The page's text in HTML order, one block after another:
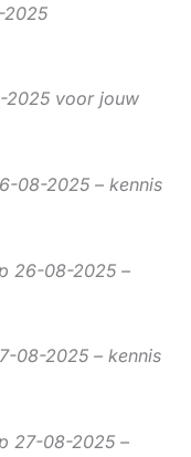
2025
voor jouw
08-2025 – kennis
26-08-2025 –
08-2025 – kennis
27-08-2025 –